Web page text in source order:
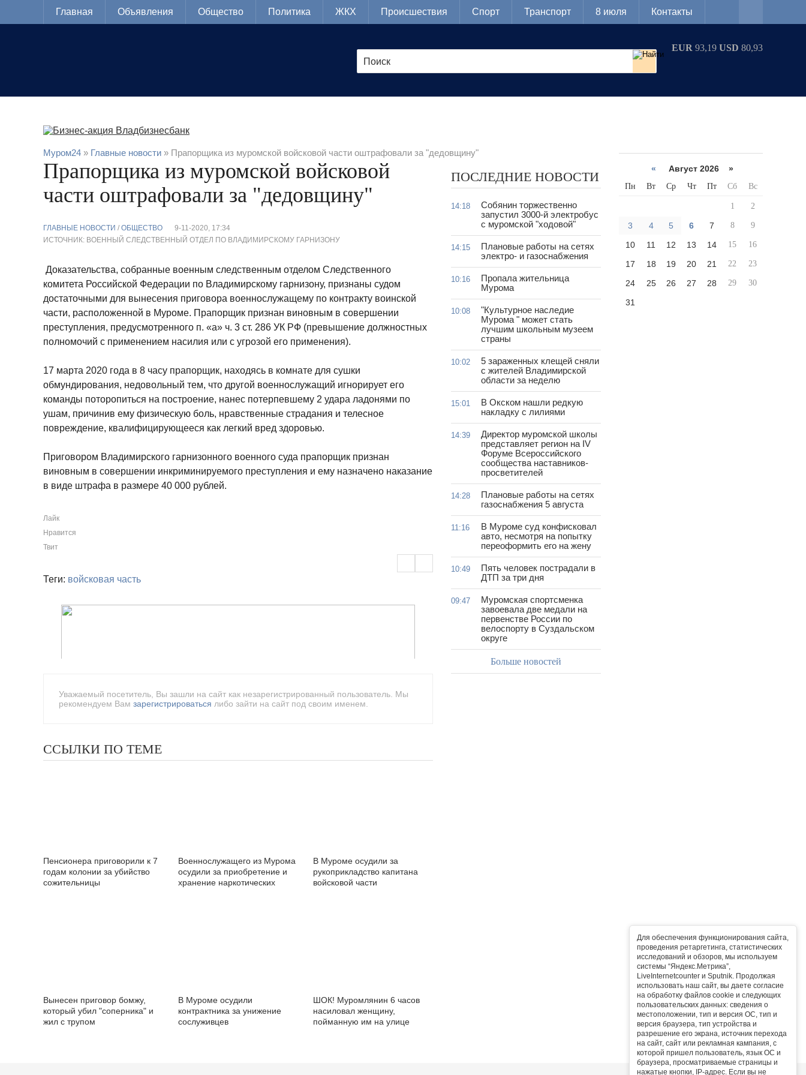
Для обеспечения функционирования сайта,
проведения ретаргетинга, статистических
исследований и обзоров, мы используем
системы “Яндекс.Метрика”,
LiveInternetcounter и Sputnik. Продолжая
использовать наш сайт, вы даете согласие
на обработку файлов cookie и следующих
пользовательских данных: сведения о
местоположении, тип и версия ОС, тип и
версия браузера, тип устройства и
разрешение его экрана, источник перехода
на сайт, сайт или рекламная кампания, с
которой пришел пользователь, язык ОС и
браузера, просматриваемые страницы и
нажатые кнопки, IP-адрес. Если вы не
Главная Объявления Общество Политика ЖКХ Происшествия Спорт Транспорт 8 июля Контакты
EUR 93,19 USD 80,93
Муром24 » Главные новости » Прапорщика из муромской войсковой части оштрафовали за "дедовщину"
Прапорщика из муромской войсковой
части оштрафовали за "дедовщину"
ГЛАВНЫЕ НОВОСТИ / ОБЩЕСТВО
9-11-2020, 17:34
ИСТОЧНИК: ВОЕННЫЙ СЛЕДСТВЕННЫЙ ОТДЕЛ ПО ВЛАДИМИРСКОМУ ГАРНИЗОНУ
Доказательства, собранные военным следственным отделом Следственного
комитета Российской Федерации по Владимирскому гарнизону, признаны судом
достаточными для вынесения приговора военнослужащему по контракту воинской
части, расположенной в Муроме. Прапорщик признан виновным в совершении
преступления, предусмотренного п. «а» ч. 3 ст. 286 УК РФ (превышение должностных
полномочий с применением насилия или с угрозой его применения).
17 марта 2020 года в 8 часу прапорщик, находясь в комнате для сушки
обмундирования, недовольный тем, что другой военнослужащий игнорирует его
команды поторопиться на построение, нанес потерпевшему 2 удара ладонями по
ушам, причинив ему физическую боль, нравственные страдания и телесное
повреждение, квалифицирующееся как легкий вред здоровью.
Приговором Владимирского гарнизонного военного суда прапорщик признан
виновным в совершении инкриминируемого преступления и ему назначено наказание
в виде штрафа в размере 40 000 рублей.
Лайк
Нравится
Твит
Теги: войсковая часть
Уважаемый посетитель, Вы зашли на сайт как незарегистрированный пользователь. Мы
рекомендуем Вам зарегистрироваться либо зайти на сайт под своим именем.
ССЫЛКИ ПО ТЕМЕ
Пенсионера приговорили к 7
годам колонии за убийство
сожительницы
Военнослужащего из Мурома
осудили за приобретение и
хранение наркотических
В Муроме осудили за
рукоприкладство капитана
войсковой части
Вынесен приговор бомжу,
который убил "соперника" и
жил с трупом
В Муроме осудили
контрактника за унижение
сослуживцев
ШОК! Муромлянин 6 часов
насиловал женщину,
пойманную им на улице
ПОСЛЕДНИЕ НОВОСТИ
14:18
Собянин торжественно
запустил 3000-й электробус
с муромской "ходовой"
14:15
Плановые работы на сетях
электро- и газоснабжения
10:16
Пропала жительница
Мурома
10:08
"Культурное наследие
Мурома " может стать
лучшим школьным музеем
страны
10:02
5 зараженных клещей сняли
с жителей Владимирской
области за неделю
15:01
В Окском нашли редкую
накладку с лилиями
14:39
Директор муромской школы
представляет регион на IV
Форуме Всероссийского
сообщества наставников-
просветителей
14:28
Плановые работы на сетях
газоснабжения 5 августа
11:16
В Муроме суд конфисковал
авто, несмотря на попытку
переоформить его на жену
10:49
Пять человек пострадали в
ДТП за три дня
09:47
Муромская спортсменка
завоевала две медали на
первенстве России по
велоспорту в Суздальском
округе
Больше новостей
« Август 2026 »
Пн Вт Ср Чт Пт Сб Вс
1 2
3 4 5 6 7 8 9
10 11 12 13 14 15 16
17 18 19 20 21 22 23
24 25 26 27 28 29 30
31